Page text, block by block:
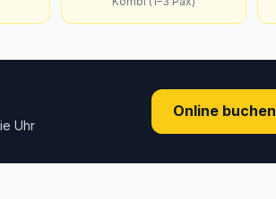
Uhr
Online buchen